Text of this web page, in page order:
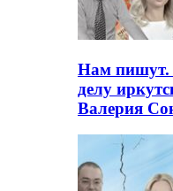
Нам пишут.
делу
Валерия